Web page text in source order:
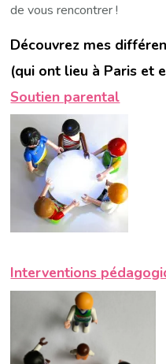
de vous rencontrer !
Découvrez mes
(qui ont lieu à Paris et
Soutien parental
Interventions